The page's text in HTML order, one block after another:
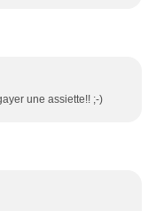
une assiette!! ;-)